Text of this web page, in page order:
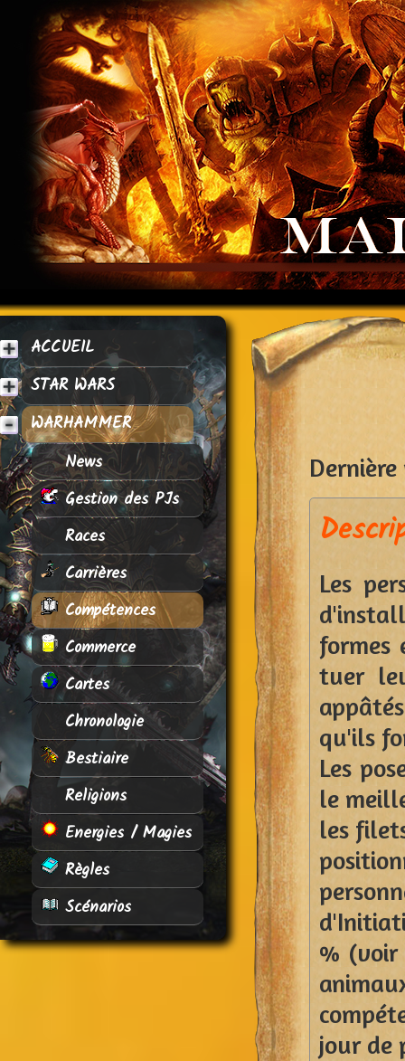
ACCUEIL
STAR WARS
WARHAMMER
News
Gestion des PJs
Races
Carrières
Compétences
Commerce
Cartes
Chronologie
Bestiaire
Religions
Energies / Magies
Règles
Scénarios
Les
formes
tuer
qu'ils
Les
le
les
% (voir
jour de